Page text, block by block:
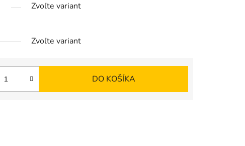
Zvoľte variant
Zvoľte variant
DO KOŠÍKA